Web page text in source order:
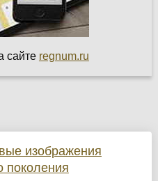
сайте regnum.ru
изображения
поколения